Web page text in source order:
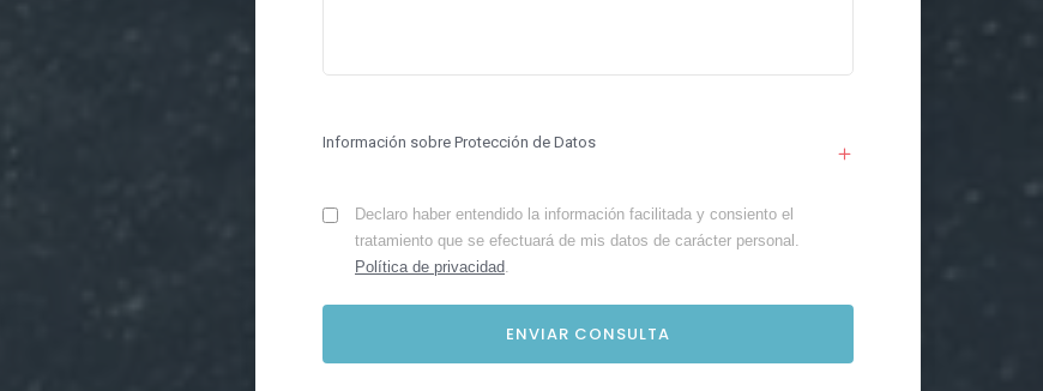
Información sobre Protección de Datos
Declaro haber entendido la información facilitada y consiento el
tratamiento que se efectuará de mis datos de carácter personal.
Política de privacidad.